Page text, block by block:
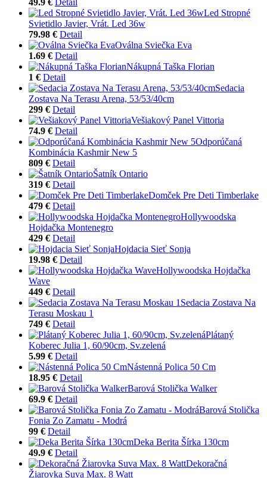
Led Stropné
Svietidlo Javier, Vrát. Led 36w
79.98 € Detail
Oválna Sviečka Eva
1.69 € Detail
Nákupná Taška Florian
1 € Detail
Sedacia
Zostava Na Terasu Arena, 53/53/40cm
299 € Detail
Vešiakový Panel Vittoria
74.9 € Detail
Odporúčaná
Kombinácia Kashmir New 5
809 € Detail
Šatník Ontario
319 € Detail
Domček Pre Deti Timberlake
479 € Detail
Hollywoodska
Hojdačka Montenegro
429 € Detail
Hojdacia Sieť Sonja
19.98 € Detail
Hollywoodska Hojdačka
Wave
449 € Detail
Sedacia Zostava Na
Terasu Moskau 1
749 € Detail
Plátaný
Koberec Julia 1, 60/90cm, Sv.zelená
5.99 € Detail
Nástenná Polica 50 Cm
18.95 € Detail
Barová Stolička Walker
69.9 € Detail
Barová Stolička
Fonia Zo Zamatu - Modrá
99 € Detail
Deka Berita Šírka 130cm
49.9 € Detail
Dekoračná
Žiarovka Suva Max. 8 Watt